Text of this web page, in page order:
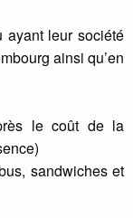
ayant leur société
ainsi qu’en
le coût de la
sandwiches et